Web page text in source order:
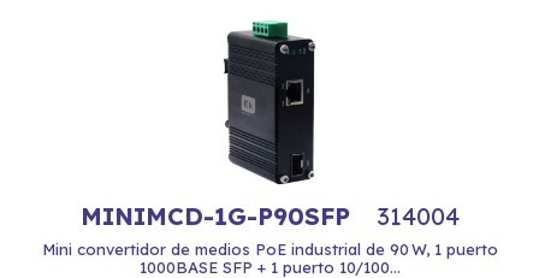
MINIMCD-1G-P90SFP 314004
Mini convertidor de medios PoE industrial de 90 W, 1 puerto
1000BASE SFP + 1 puerto 10/100...